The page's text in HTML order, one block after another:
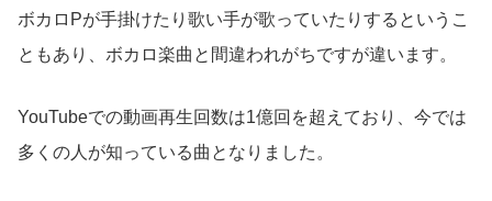
ボカロPが手掛けたり歌い手が歌っていたりするというこ
ともあり、ボカロ楽曲と間違われがちですが違います。
YouTubeでの動画再生回数は1億回を超えており、今では
多くの人が知っている曲となりました。